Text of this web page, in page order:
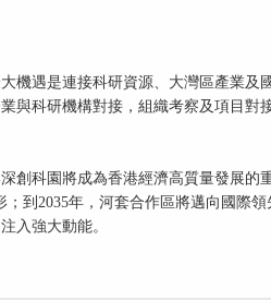
機遇是連接科研資源、大灣區產業及
與科研機構對接，組織考察及項目對
創科園將成為香港經濟高質量發展的
到2035年，河套合作區將邁向國際
入強大動能。